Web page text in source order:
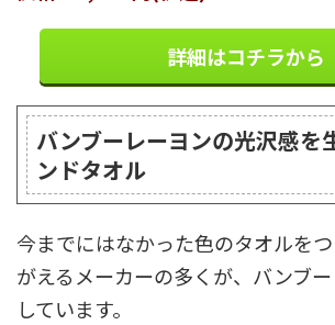
詳細はコチラから
バンブーレーヨンの光沢感を
ンドタオル
今までにはなかった色のタオルを
がえるメーカーの多くが、バンブ
しています。